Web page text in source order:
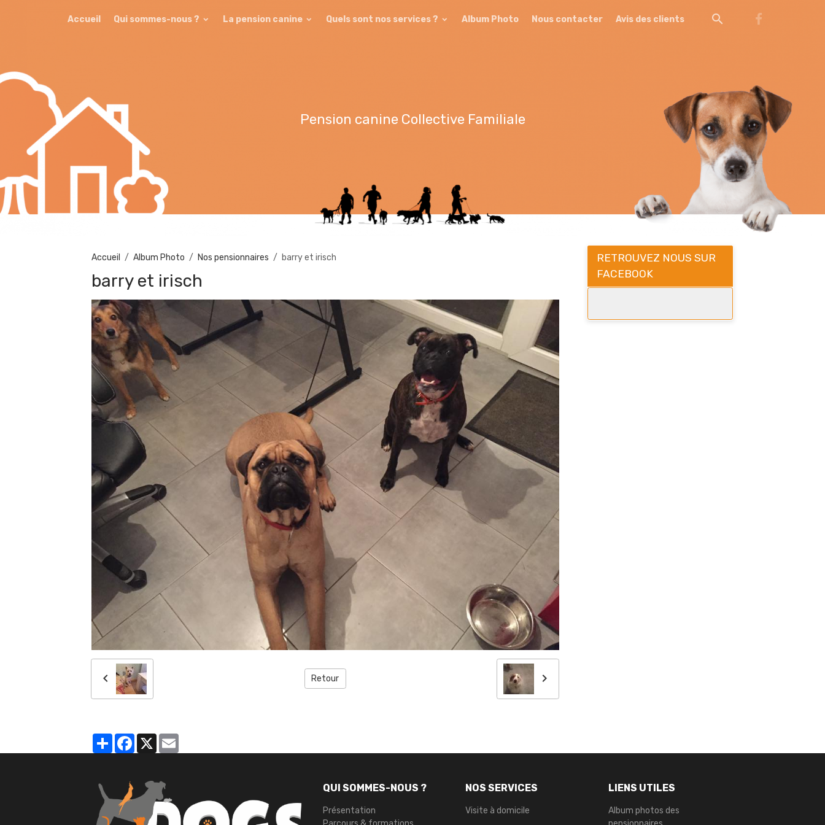
Accueil Qui sommes-nous ? La pension canine Quels sont nos services ? Album Photo Nous contacter Avis des clients
Pension canine Collective Familiale
Accueil Album Photo Nos pensionnaires barry et irisch
barry et irisch
Retour
PartagerFacebook
X
RETROUVEZ NOUS SUR
FACEBOOK
QUI SOMMES-NOUS ?
Présentation
NOS SERVICES
Visite à domicile
LIENS UTILES
Album photos des